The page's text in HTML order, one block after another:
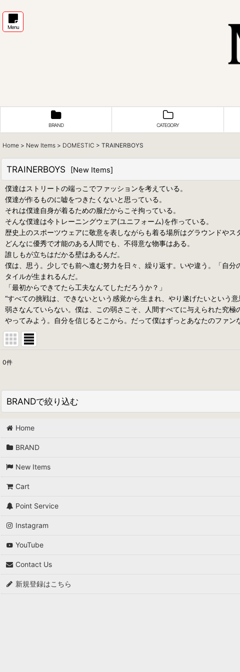
Menu
BRAND CATEGORY
Home > New Items > DOMESTIC > TRAINERBOYS
TRAINERBOYS [New Items]
僕達はストリートの端っこでファッションを考えている。
僕達が作るものに嘘をつきたくないと思っている。
それは僕達自身が着るための服だからこそ拘っている。
そんな僕達は今トレーニングウェア(ユニフォーム)を作っている。
歴史上のスポーツウェアに敬意を表しながらも着る場所はグラウンドやス
どんなに優秀で才能のある人間でも、不得意な物事はある。
誰しもが立ちはだかる壁はあるんだ。
僕は、思う。少しでも前へ進む努力を日々、繰り返す。いや違う。「自
タイルが生まれるんだ。
「最初からできてたら工夫なんてしただろうか？」
“すべての挑戦は、できないという感覚から生まれ、やり遂げたいという意
弱さなんていらない。僕は、この弱さこそ、人間すべてに与えられた究極
やってみよう。自分を信じるとこから。だって僕はずっとあなたのファン
並び順:
0件
BRANDで絞り込む
DOMESTIC (ALL)
*A VONTADE
and wander
AZUMA
AXESQUIN
blurhms
Home
BRAND
New Items
Cart
Point Service
Instagram
YouTube
Contact Us
新規登録はこちら